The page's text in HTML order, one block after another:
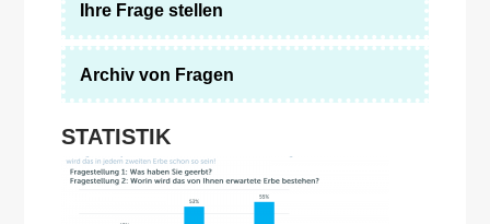
Ihre Frage stellen
Archiv von Fragen
STATISTIK